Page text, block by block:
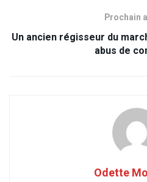
Prochain
Un ancien régisseur du
abus de
Odette